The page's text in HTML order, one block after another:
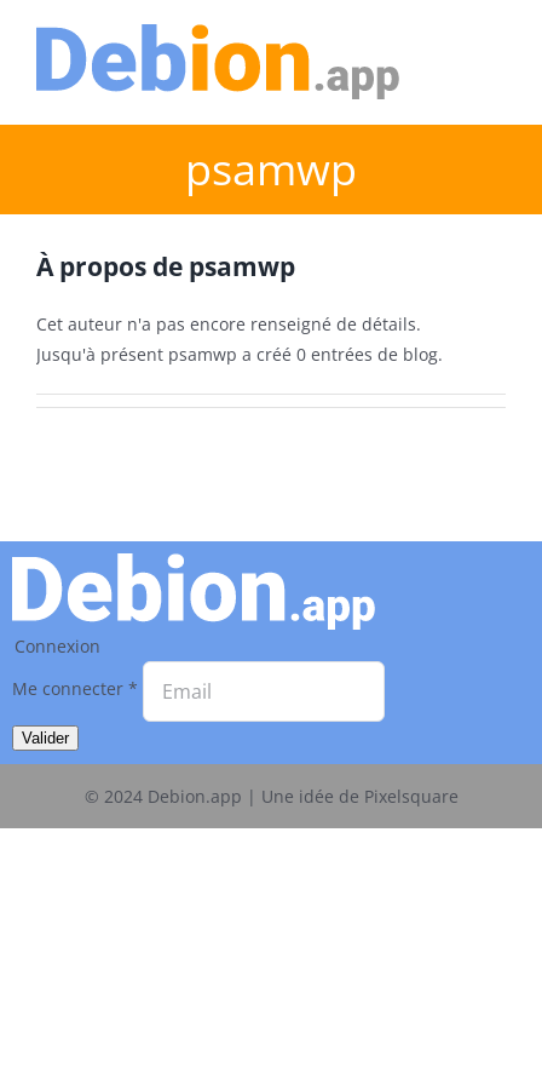
contenu
psamwp
À propos de psamwp
Cet auteur n'a pas encore renseigné de détails.
Jusqu'à présent psamwp a créé 0 entrées de blog.
Connexion
Me connecter *
Valider
© 2024Debion.app | Une idée de Pixelsquare